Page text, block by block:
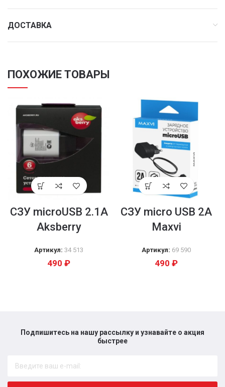
ДОСТАВКА
ПОХОЖИЕ ТОВАРЫ
CЗУ microUSB 2.1A
Aksberry
Артикул: 34 513
490 ₽
CЗУ micro USB 2A
Maxvi
Артикул: 69 590
490 ₽
Подпишитесь на нашу рассылку и узнавайте о акция
быстрее​